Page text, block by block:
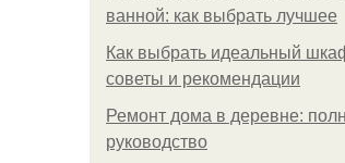
ванной: как выбрать лучшее
Как выбрать идеальный
советы и рекомендации
Ремонт дома в деревне:
руководство